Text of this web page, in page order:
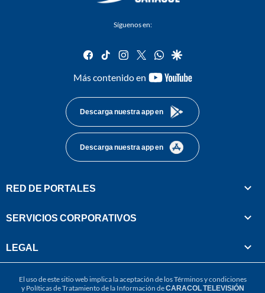
Síguenos en:
facebook
tiktok instagram
twitterwhatsapp
google
Más contenido en
youtube-
Descarga nuestra app en
Descarga nuestra app en
RED DE PORTALES
SERVICIOS CORPORATIVOS
LEGAL
El uso de este sitio web implica la aceptación de losTérminos y condiciones
y Políticas de Tratamiento de la Información deCARACOL TELEVISIÓN